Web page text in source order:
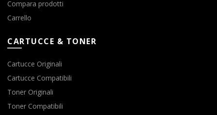
Compara prodotti
Carrello
CARTUCCE & TONER
Cartucce Originali
Cartucce Compatibili
Toner Originali
Toner Compatibili